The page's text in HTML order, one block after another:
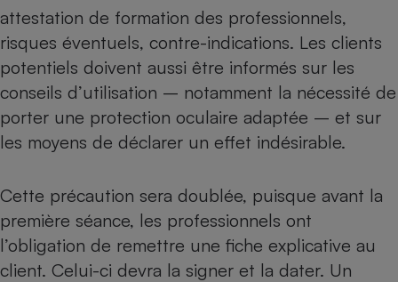
attestation de formation des professionnels,
risques éventuels, contre-indications. Les clients
potentiels doivent aussi être informés sur les
conseils d’utilisation – notamment la nécessité de
porter une protection oculaire adaptée – et sur
les moyens de déclarer un effet indésirable.
Cette précaution sera doublée, puisque avant la
première séance, les professionnels ont
l’obligation de remettre une fiche explicative au
client. Celui-ci devra la signer et la dater. Un
Plaque de cuisson à
induction
Climatiseur -
Ventilateur
Téléphone mobile -
Smartphone
Antivirus
Climatiseur -
Ventilateur